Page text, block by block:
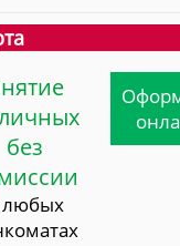
без
любых